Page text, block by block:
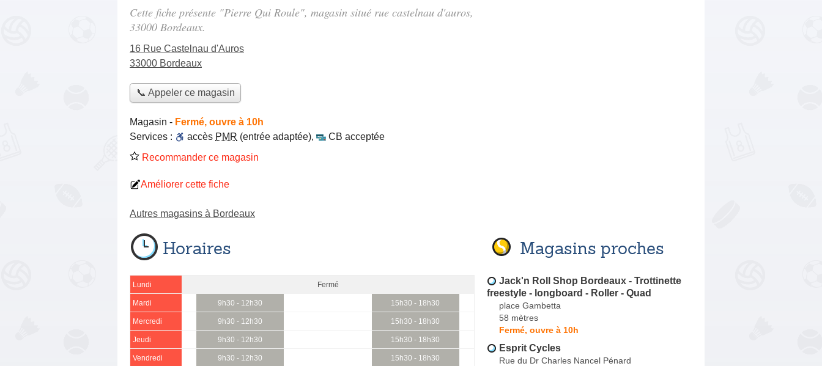
Cette fiche présente "Pierre Qui Roule", magasin situé rue castelnau d'auros,
33000 Bordeaux.
16 Rue Castelnau d'Auros
33000 Bordeaux
📞 Appeler ce magasin
Magasin - Fermé, ouvre à 10h
Services :
accès PMR (entrée adaptée),
CB acceptée
Recommander ce magasin
Améliorer cette fiche
Autres magasins à Bordeaux
Horaires
Lundi Fermé
Mardi 9h30 - 12h30 15h30 - 18h30
Mercredi 9h30 - 12h30 15h30 - 18h30
Jeudi 9h30 - 12h30 15h30 - 18h30
Vendredi 9h30 - 12h30 15h30 - 18h30
Magasins proches
Jack'n Roll Shop Bordeaux - Trottinette
freestyle - longboard - Roller - Quad
place Gambetta
58 mètres
Fermé, ouvre à 10h
Esprit Cycles
Rue du Dr Charles Nancel Pénard